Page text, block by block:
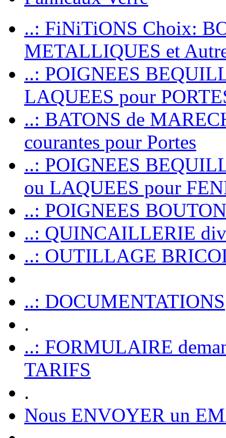
..: FiNiTiONS Choix:
METALLIQUES et
..: POIGNEES
LAQUEES pour
..: BATONS de
courantes pour Portes
..: POIGNEES
ou LAQUEES pour
..: POIGNEES
..: QUINCAILLERIE
..: OUTILLAGE
..: DOCUMENTATIONS
.
..: FORMULAIRE
TARIFS
.
Nous ENVOYER un